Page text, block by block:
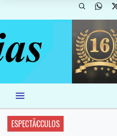
ESPECTÃ€CULOS